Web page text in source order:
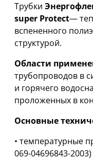
Трубки
super Protect—
вспененного
структурой.
Области
трубопроводов в
и горячего
проложенных в
Основные
• температурные
069-04696843-